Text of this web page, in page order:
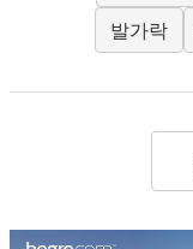
발가락